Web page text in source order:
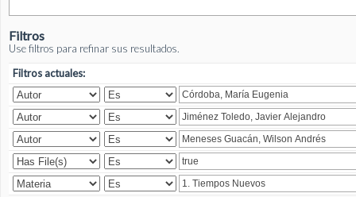
Filtros
Use filtros para refinar sus resultados.
Filtros actuales: